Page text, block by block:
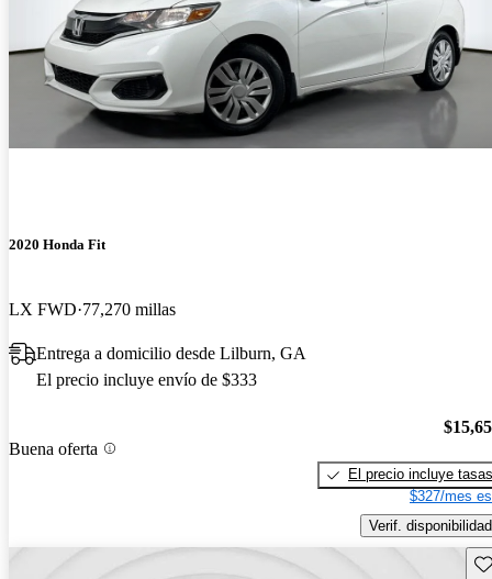
2020 Honda Fit
LX FWD 77,270 millas
Entrega a domicilio desde Lilburn, GA
El precio incluye envío de $333
Buena oferta
El precio incluye tasas
$327/mes
Verif. disponibilidad